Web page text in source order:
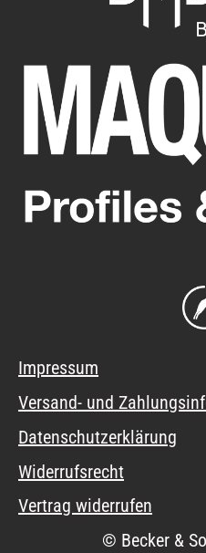
Impressum
Versand- und
Datenschutzerklärung
Widerrufsrecht
Vertrag widerrufen
© Becker &